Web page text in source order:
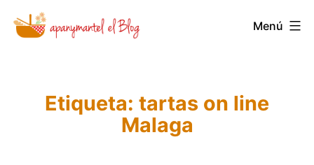
Saltar
Novedades
Menú
Etiqueta: tartas on line
Malaga